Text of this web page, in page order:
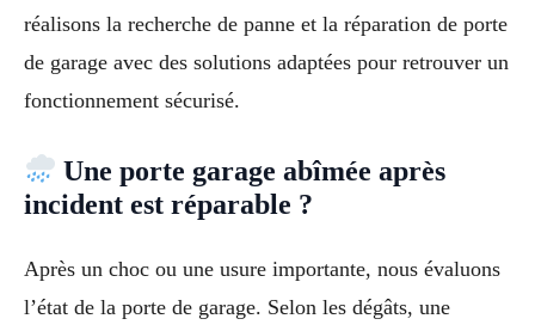
réalisons la recherche de panne et la réparation de porte
de garage avec des solutions adaptées pour retrouver un
fonctionnement sécurisé.
Une porte garage abîmée après
incident est réparable ?
Après un choc ou une usure importante, nous évaluons
l’état de la porte de garage. Selon les dégâts, une